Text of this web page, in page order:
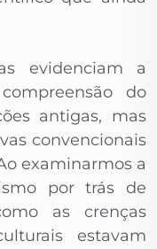
evidenciam a
do
antigas, mas
convencionais
examinarmos a
por trás de
as crenças
estavam